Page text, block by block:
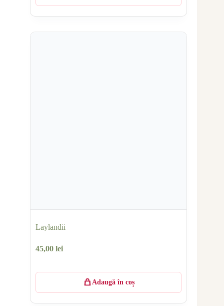
Laylandii
45,00 lei
Adaugă în coș